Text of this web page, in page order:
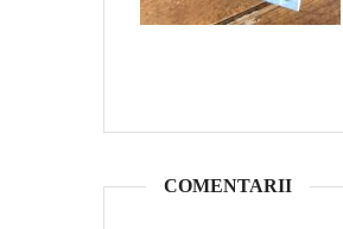
COMENTARII